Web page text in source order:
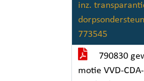
inz.
773545
790830
motie VVD-CDA-